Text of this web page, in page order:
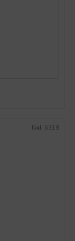
Kód: 6318